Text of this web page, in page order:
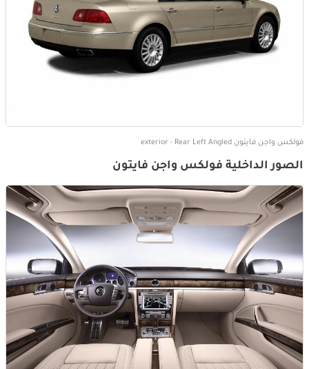
فولكس واجن فايتون exterior - Rear Left Angled
الصور الداخلية فولكس واجن فايتون